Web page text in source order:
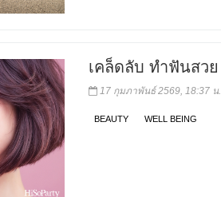
เคล็ดลับ ทำฟันสวย
17 กุมภาพันธ์ 2569, 18:37 น.
BEAUTY WELL BEING